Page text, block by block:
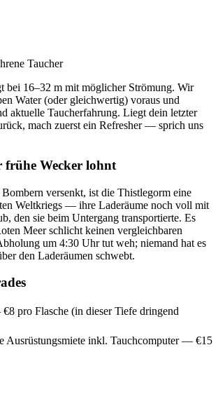
Taucher
bei 16–32 m mit möglicher Strömung. Wir
Water (oder gleichwertig) voraus und
aktuelle Taucherfahrung. Liegt dein letzter
mach zuerst ein Refresher — sprich uns
frühe Wecker lohnt
versenkt, ist die Thistlegorm eine
Weltkriegs — ihre Laderäume noch voll mit
den sie beim Untergang transportierte. Es
Meer schlicht keinen vergleichbaren
um 4:30 Uhr tut weh; niemand hat es
den Laderäumen schwebt.
pro Flasche (in dieser Tiefe dringend
Ausrüstungsmiete inkl. Tauchcomputer — €15